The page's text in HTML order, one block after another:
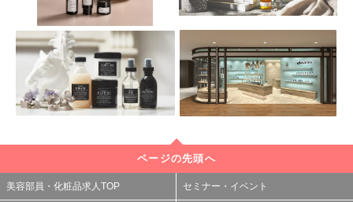
ページの先頭へ
美容部員・化粧品求人TOP セミナー・イベント